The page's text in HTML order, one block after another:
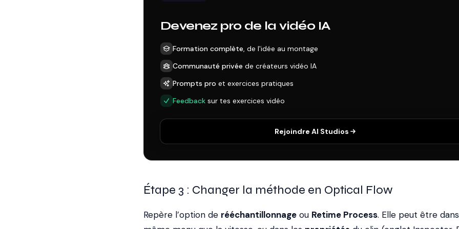
Devenez pro de la vidéo IA
Formation complète, de l'idée au montage
Communauté privée de créateurs vidéo IA
Prompts pro et exercices pratiques
Feedback sur tes exercices vidéo
Rejoindre AI Studios
Étape 3 : Changer la méthode en Optical Flow
Repère l’option de rééchantillonnage ou Retime Process. Elle peut être